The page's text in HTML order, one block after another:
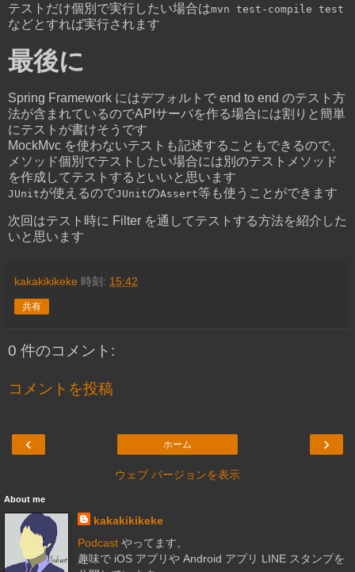
テストだけ個別で実行したい場合はmvn test-compile test
などとすれば実行されます
最後に
Spring Framework にはデフォルトで end to end のテスト方
法が含まれているのでAPIサーバを作る場合には割りと簡単
にテストが書けそうです
MockMvc を使わないテストも記述することもできるので、
メソッド個別でテストしたい場合には別のテストメソッド
を作成してテストするといいと思います
JUnitが使えるのでJUnitのAssert等も使うことができます
次回はテスト時に Filter を通してテストする方法を紹介した
いと思います
kakakikikeke 時刻: 15:42
共有
0 件のコメント:
コメントを投稿
‹ ›
ホーム
ウェブ バージョンを表示
About me
kakakikikeke
Podcastやってます。
趣味で iOS アプリや Android アプリ LINE スタンプを